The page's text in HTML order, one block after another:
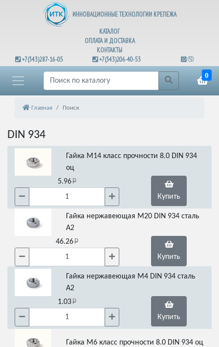
ИННОВАЦИОННЫЕ ТЕХНОЛОГИИ КРЕПЕЖА
КАТАЛОГ
ОПЛАТА И ДОСТАВКА
КОНТАКТЫ
+7(343)287-16-05
+7(343)206-40-53
0
Главная Поиск
DIN 934
Гайка М14 класс прочности 8.0 DIN 934
оц
5.96
Купить
Гайка нержавеющая М20 DIN 934 сталь
А2
46.26
Купить
Гайка нержавеющая М4 DIN 934 сталь
А2
1.03
Купить
Гайка М6 класс прочности 8.0 DIN 934 оц